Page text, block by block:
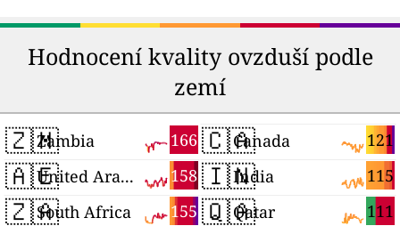
Hodnocení kvality ovzduší podle
zemí
🇿🇲 166
Zambia
🇦🇪 158
United Arab Emirates
🇿🇦 155
South Africa
🇨🇦 121
Canada
🇮🇳 115
India
🇶🇦 111
Qatar